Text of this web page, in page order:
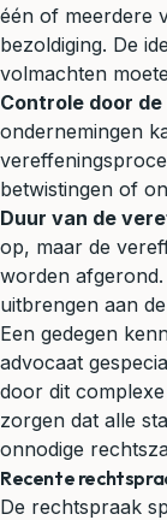
één of meerdere
bezoldiging. De
volmachten
Controle door
ondernemingen
betwistingen of
Duur van de
op, maar de
worden
uitbrengen aan
Een gedegen
advocaat
door dit
zorgen dat alle
onnodige
Recente
De rechtspraak